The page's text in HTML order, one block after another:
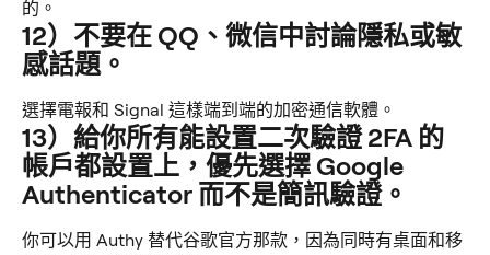
的。
12）不要在 QQ、微信中討論隱私或敏
感話題。
選擇電報和 Signal 這樣端到端的加密通信軟體。
13）給你所有能設置二次驗證 2FA 的
帳戶都設置上，優先選擇 Google
Authenticator 而不是簡訊驗證。
你可以用 Authy 替代谷歌官方那款，因為同時有桌面和移